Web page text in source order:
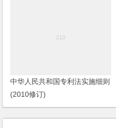
中华人民共和国专利法实施细则
(2010修订)